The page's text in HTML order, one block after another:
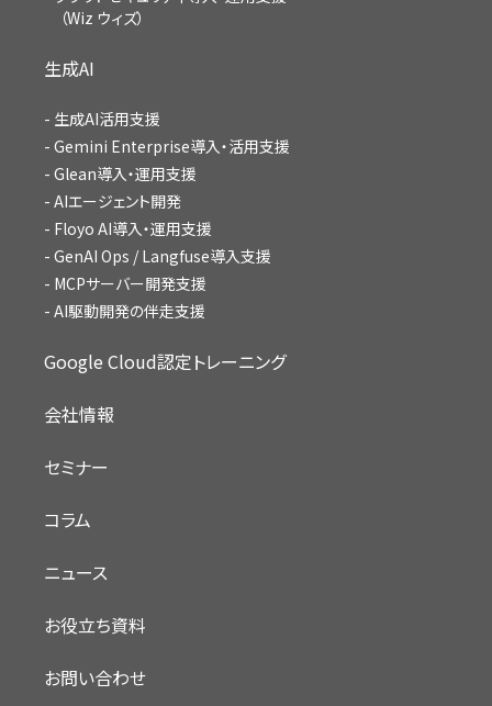
（Wiz ウィズ）
生成AI
生成AI活用支援
Gemini Enterprise導入・活用支援
Glean導入・運用支援
AIエージェント開発
Floyo AI導入・運用支援
GenAI Ops / Langfuse導入支援
MCPサーバー開発支援
AI駆動開発の伴走支援
Google Cloud認定トレーニング
会社情報
セミナー
コラム
ニュース
お役立ち資料
お問い合わせ